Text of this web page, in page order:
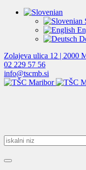
Zolajeva ulica 12 | 2000
02 229 57 56
info@tscmb.si